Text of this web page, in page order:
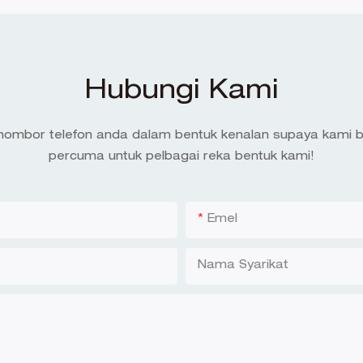
Hubungi Kami
telefon anda dalam bentuk kenalan supaya kami
percuma untuk pelbagai reka bentuk kami!
Emel
Nama Syarikat